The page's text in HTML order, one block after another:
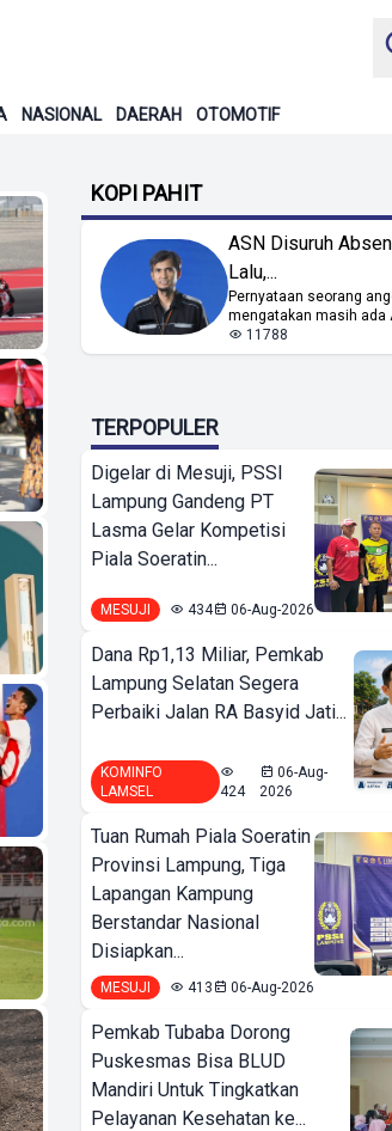
NASIONAL DAERAH OTOMOTIF
KOPI PAHIT
ASN Disuruh
Lalu,...
Pernyataan seorang
mengatakan masih ada
11788
TERPOPULER
Digelar di Mesuji, PSSI
Lampung Gandeng PT
Lasma Gelar Kompetisi
Piala Soeratin...
MESUJI 434 06-Aug-2026
Dana Rp1,13 Miliar, Pemkab
Lampung Selatan Segera
Perbaiki Jalan RA Basyid Jati...
KOMINFO
LAMSEL
424
06-Aug-
2026
Tuan Rumah Piala Soeratin
Provinsi Lampung, Tiga
Lapangan Kampung
Berstandar Nasional
Disiapkan...
MESUJI 413 06-Aug-2026
Pemkab Tubaba Dorong
Puskesmas Bisa BLUD
Mandiri Untuk Tingkatkan
Pelayanan Kesehatan ke...